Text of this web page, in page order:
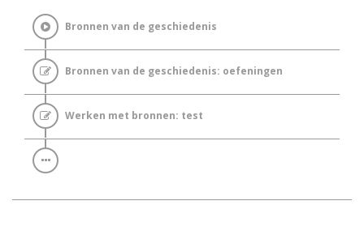
Bronnen van de geschiedenis
Bronnen van de geschiedenis: oefeningen
Werken met bronnen: test